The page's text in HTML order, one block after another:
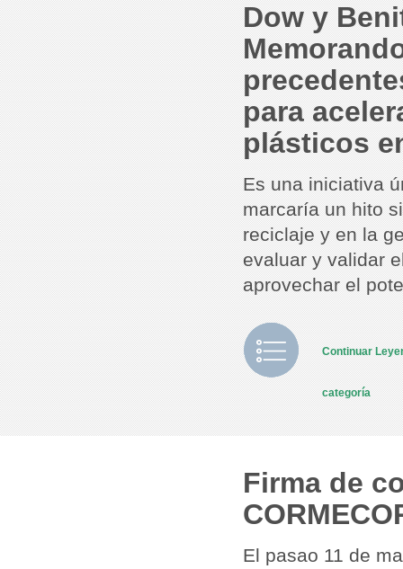
Dow y
para
plásticos
Es una iniciativa
marcaría un hito
reciclaje y en la
evaluar y validar
aprovechar el
Continuar
categoría
Firma de
El pasao 11 de